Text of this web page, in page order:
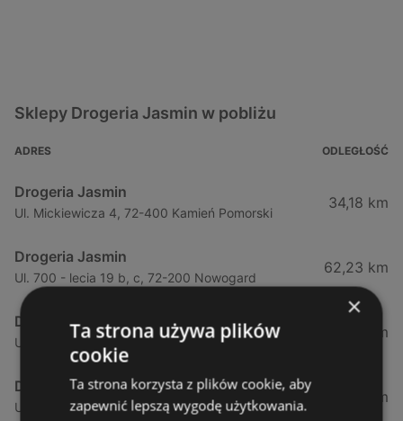
Sklepy Drogeria Jasmin w pobliżu
ADRES ODLEGŁOŚĆ
Drogeria Jasmin
Ul. Mickiewicza 4, 72-400 Kamień Pomorski
34,18 km
Drogeria Jasmin
Ul. 700 - lecia 19 b, c, 72-200 Nowogard
62,23 km
Drogeria Jasmin
Ul. Walki Młodych 32, 78-100 Kołobrzeg
91,04 km
Drogeria Jasmin
Ul. Białogardzka 1, 78-314 Świdwin
94,97 km
×
Ta strona używa plików
cookie
Ta strona korzysta z plików cookie, aby
zapewnić lepszą wygodę użytkowania.